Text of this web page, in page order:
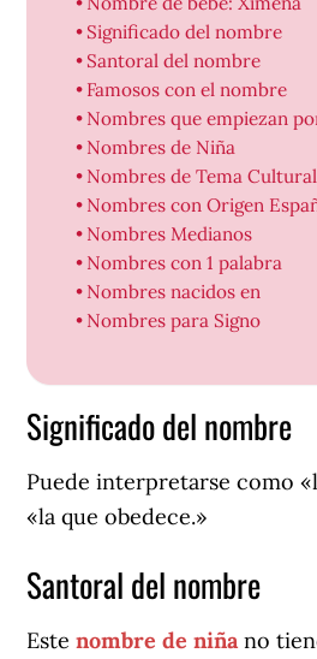
Significado del nombre
Santoral del nombre
Famosos con el nombre
Nombres que empiezan
Nombres de Niña
Nombres de Tema Cultural
Nombres con Origen
Nombres Medianos
Nombres con 1 palabra
Nombres nacidos en
Nombres para Signo
Significado del nombre
Puede interpretarse como
«la que obedece.»
Santoral del nombre
Estenombre de niñano